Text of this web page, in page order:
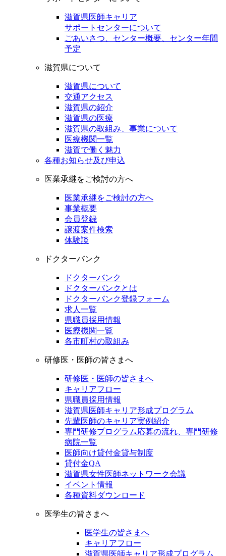
滋賀県医師キャリア
サポートセンターについて
ごあいさつ、センター概要、センター年間
予定
滋賀県について
滋賀県について
交通アクセス
滋賀県の紹介
滋賀県の医療
滋賀県の取組み、事業について
医療機関一覧
滋賀で働く魅力
各種お知らせ及び申込
医業承継をご検討の方へ
医業承継をご検討の方へ
事業概要
会員登録
譲渡案件検索
体験談
ドクターバンク
ドクターバンク
ドクターバンクとは
ドクターバンク登録フォーム
求人一覧
県職員採用情報
医療機関一覧
各市町村の取組み
研修医・医師の皆さまへ
研修医・医師の皆さまへ
キャリアフロー
県職員採用情報
滋賀県医師キャリア形成プログラム
先輩医師のキャリア実例紹介
専門研修プログラム応募の流れ、専門研修
病院一覧
医師向け貸付金貸与制度
貸付金QA
滋賀県女性医師ネットワーク会議
イベント情報
各種資料ダウンロード
医学生の皆さまへ
医学生の皆さまへ
キャリアフロー
滋賀県医師キャリア形成プログラム